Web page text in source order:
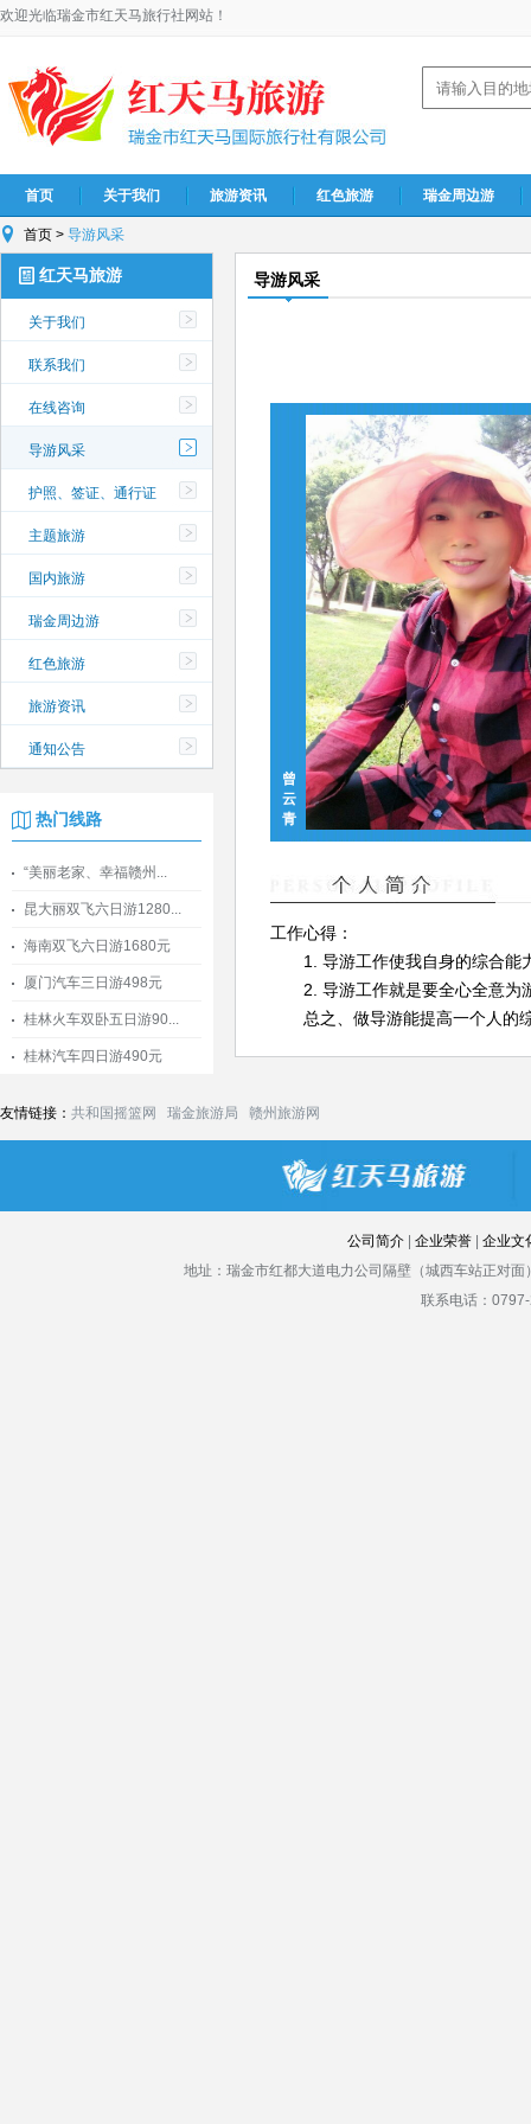
欢迎光临瑞金市红天马旅行社网站！
首页 关于我们 旅游资讯 红色旅游 瑞金周边游
首页 > 导游风采
红天马旅游
关于我们
联系我们
在线咨询
导游风采
护照、签证、通行证
主题旅游
国内旅游
瑞金周边游
红色旅游
旅游资讯
通知公告
热门线路
“美丽老家、幸福赣州...
昆大丽双飞六日游1280...
海南双飞六日游1680元
厦门汽车三日游498元
桂林火车双卧五日游90...
桂林汽车四日游490元
导游风采
曾
云
青
工作心得：
1. 导游工作使我自身的综合能
2. 导游工作就是要全心全意为游
总之、做导游能提高一个人的综
友情链接： 共和国摇篮网 瑞金旅游局 赣州旅游网
公司简介 |企业荣誉 |企业文
地址：瑞金市红都大道电力公司隔壁（城西车站正
联系电话：